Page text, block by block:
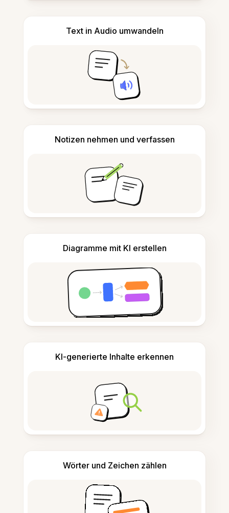
Text in Audio umwandeln
Notizen nehmen und verfassen
Diagramme mit KI erstellen
KI-generierte Inhalte erkennen
Wörter und Zeichen zählen